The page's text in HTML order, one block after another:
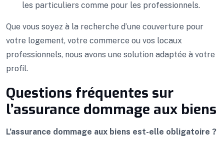
les particuliers comme pour les professionnels.
Que vous soyez à la recherche d’une couverture pour
votre logement, votre commerce ou vos locaux
professionnels, nous avons une solution adaptée à votre
profil.
Questions fréquentes sur
l’assurance dommage aux biens
L’assurance dommage aux biens est-elle obligatoire ?